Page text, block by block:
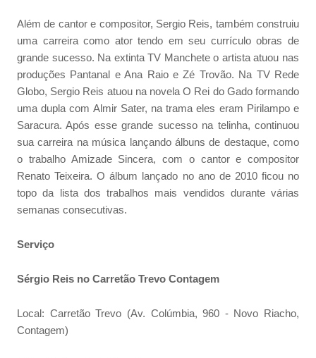
Além de cantor e compositor, Sergio Reis, também construiu
uma carreira como ator tendo em seu currículo obras de
grande sucesso. Na extinta TV Manchete o artista atuou nas
produções Pantanal e Ana Raio e Zé Trovão. Na TV Rede
Globo, Sergio Reis atuou na novela O Rei do Gado formando
uma dupla com Almir Sater, na trama eles eram Pirilampo e
Saracura. Após esse grande sucesso na telinha, continuou
sua carreira na música lançando álbuns de destaque, como
o trabalho Amizade Sincera, com o cantor e compositor
Renato Teixeira. O álbum lançado no ano de 2010 ficou no
topo da lista dos trabalhos mais vendidos durante várias
semanas consecutivas.
Serviço
Sérgio Reis no Carretão Trevo Contagem
Local: Carretão Trevo (Av. Colúmbia, 960 - Novo Riacho,
Contagem)